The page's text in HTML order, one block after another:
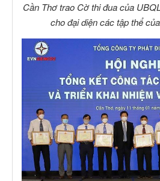
Cần Thơ trao Cờ thi đua của
cho đại diện các tập thể